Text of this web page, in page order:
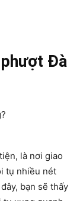
Đà
là nơi giao
tụ nhiều nét
bạn sẽ thấy